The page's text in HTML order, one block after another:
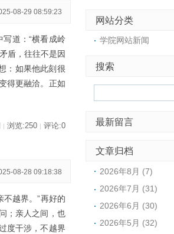
08-29 08:59:23
道：“横看成岭
盾，往往不是因
：如果他此刻很
得更融洽。正如
浏览:250 评论:0
08-28 09:18:38
越界。”再好的
；亲人之间，也
度干涉，不越界
网站分类
学院网站新闻
搜索
最新留言
文章归档
2026年8月 (7)
2026年7月 (31)
2026年6月 (30)
2026年5月 (32)